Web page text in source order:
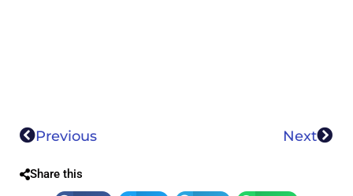
Previous Next
Share this